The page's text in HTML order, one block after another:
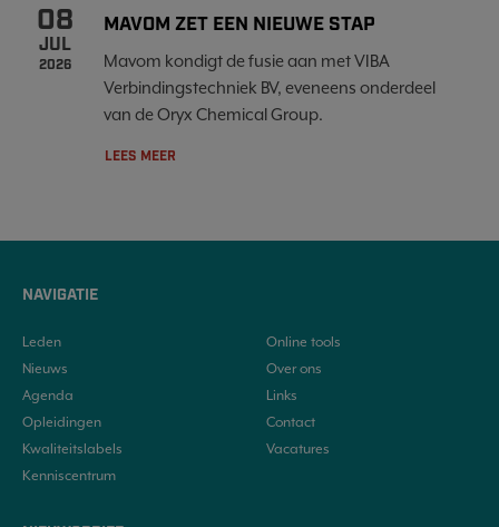
08
JUL
2026
MAVOM ZET EEN NIEUWE STAP
Mavom kondigt de fusie aan met VIBA
Verbindingstechniek BV, eveneens onderdeel
van de Oryx Chemical Group.
LEES MEER
NAVIGATIE
Leden
Nieuws
Agenda
Opleidingen
Kwaliteitslabels
Kenniscentrum
Online tools
Over ons
Links
Contact
Vacatures